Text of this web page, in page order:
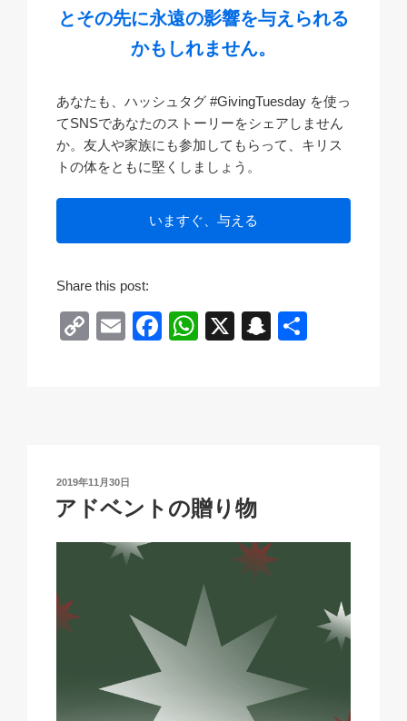
とその先に永遠の影響を与えられる
かもしれません。
あなたも、ハッシュタグ #GivingTuesday を使っ
てSNSであなたのストーリーをシェアしません
か。友人や家族にも参加してもらって、キリス
トの体をともに堅くしましょう。
いますぐ、与える
Share this post:
C
n
k
E
F
o
W
p
X
S
投
稿
日:
2019年11月30日
アドベントの贈り物